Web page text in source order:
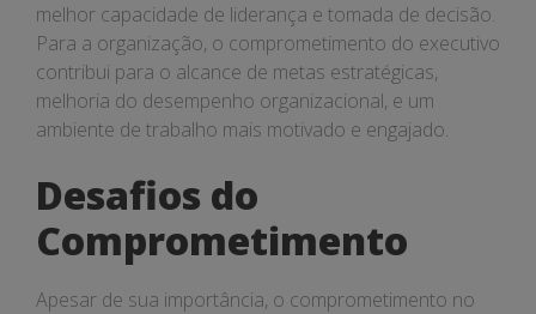
melhor capacidade de liderança e tomada de decisão.
Para a organização, o comprometimento do executivo
contribui para o alcance de metas estratégicas,
melhoria do desempenho organizacional, e um
ambiente de trabalho mais motivado e engajado.
Desafios do
Comprometimento
Apesar de sua importância, o comprometimento no